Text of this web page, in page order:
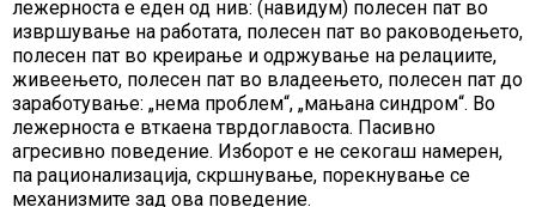
лежерноста е еден од нив: (навидум) полесен пат во
извршување на работата, полесен пат во раководењето,
полесен пат во креирање и одржување на релациите,
живеењето, полесен пат во владеењето, полесен пат до
заработување: „нема проблем“, „мањана синдром“. Во
лежерноста е вткаена тврдоглавоста. Пасивно
агресивно поведение. Изборот е не секогаш намерен,
па рационализација, скршнување, порекнување се
механизмите зад ова поведение.